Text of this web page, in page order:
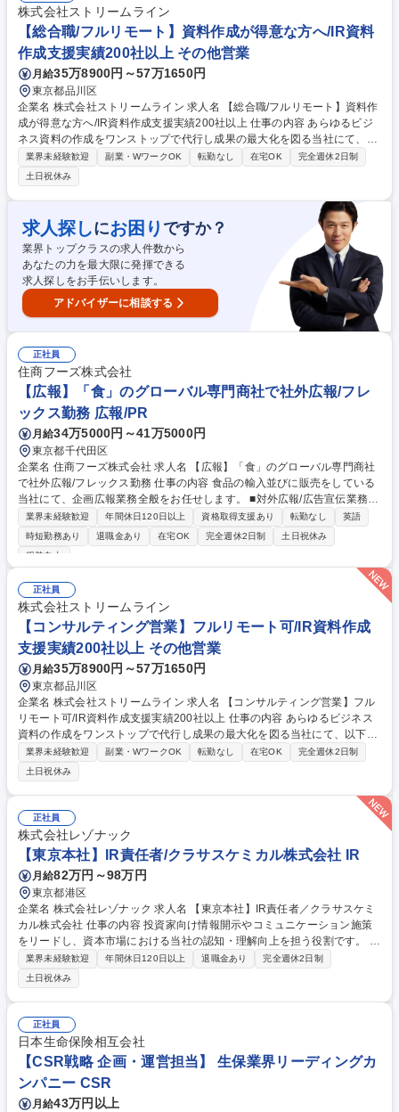
ール： 広告代理店やPR会社との折衝、ディレクション、最適なリレーシ
ョン構築 募集職種 【広報】組織の立ち上げリーダー候補】◆日本郵政Gの
総合デベロッパー
株式会社ストリームライン
【総合職/フルリモート】資料作成が得意な方へ/IR資料
作成支援実績200社以上 その他営業
月給35万8900円～57万1650円
東京都品川区
企業名 株式会社ストリームライン 求人名 【総合職/フルリモート】資料作
成が得意な方へ/IR資料作成支援実績200社以上 仕事の内容 あらゆるビジ
ネス資料の作成をワンストップで代行し成果の最大化を図る当社にて、以
下の業務に携わっていただきます。 【取り扱いサービス】ビジネス資料作
成代行サービス「バーチャルプランナー」 ■問合せ対応（ヒアリング～提
案、見積り等） ■受注後の企画構成業務（お客様の課題・要件の整理、資
料の構成・文章等の検討、プロジェクト管理）などをお任せします。 ※既
存・新規半々（ほぼ100％インバウンド対応のため、課題解決に集中でき
ます） ※平均5～10件程度のプロジェクトを担当。1PJTに対しコンサル
ティング営業1名とデザイナー1名程度が担当します。 募集職種 【総合職/
フルリモート】資料作成が得意な方へ/IR資料作成支援実績200社以上
業界未経験歓迎 副業・WワークOK 転勤なし 在宅OK
完全週休2日制
土日祝休み
求人探しにお困り ですか？
業界トップクラスの求人件数から
あなたの力を最大限に発揮できる
求人探しをお手伝いします。
アドバイザーに相談する
正社員
住商フーズ株式会社
【広報】「食」のグローバル専門商社で社外広報/フレ
ックス勤務 広報/PR
月給34万5000円～41万5000円
東京都千代田区
企業名 住商フーズ株式会社 求人名 【広報】「食」のグローバル専門商社
で社外広報/フレックス勤務 仕事の内容 食品の輸入並びに販売をしている
当社にて、企画広報業務全般をお任せします。 ■対外広報/広告宣伝業務
（コーポレートウェブサイトのリニューアル・運用保守管理、ニュースリ
リースの作成）■ブランディング施策の立案支援・推進■サステナビリティ
施策の立案・実行・進捗管理（住友商事グループの一員としての業務も含
は運用しておりませんが、知識をお持ちの方は歓迎します 募集職種 【広
報】「食」のグローバル専門商社で社外広報/フレックス勤務
業界未経験歓迎 年間休日120日以上 資格取得支援あり 転勤なし
英語
時短勤務あり
退職金あり 在宅OK 完全週休2日制
土日祝休み
服装自由
正社員
株式会社ストリームライン
【コンサルティング営業】フルリモート可/IR資料作成
支援実績200社以上 その他営業
月給35万8900円～57万1650円
東京都品川区
企業名 株式会社ストリームライン 求人名 【コンサルティング営業】フル
リモート可/IR資料作成支援実績200社以上 仕事の内容 あらゆるビジネス
資料の作成をワンストップで代行し成果の最大化を図る当社にて、以下の
業務に携わっていただきます。 【取り扱いサービス】ビジネス資料作成代
行サービス「バーチャルプランナー」 ■問合せ対応（ヒアリング～提案、
見積り等） ■受注後の企画構成業務（お客様の課題・要件の整理、資料の
構成・文章等の検討、プロジェクト管理）などをお任せします。 ※既存・
新規半々（ほぼ100％インバウンド対応のため、課題解決に集中できま
す） ※平均5～10件程度のプロジェクトを担当。1PJTに対しコンサルテ
ィング営業1名とデザイナー1名程度が担当します。 募集職種 【コンサル
ティング営業】フルリモート可/IR資料作成支援実績200社以上
業界未経験歓迎 副業・WワークOK 転勤なし 在宅OK
完全週休2日制
土日祝休み
正社員
株式会社レゾナック
【東京本社】IR責任者/クラサスケミカル株式会社 IR
月給82万円～98万円
東京都港区
企業名 株式会社レゾナック 求人名 【東京本社】IR責任者／クラサスケミ
カル株式会社 仕事の内容 投資家向け情報開示やコミュニケーション施策
をリードし、資本市場における当社の認知・理解向上を担う役割です。 入
社後は、当社の事業・組織・IR方針について必要な情報を共有し、早期に
キャッチアップいただきます。そのうえで、これまで培われた知見をもと
に、速やかにIR業務をリードしていただきたいと考えています。 ＜やり甲
斐・魅力点＞ ・IR業務をリードし、資本市場との対話を通じて企業価値向
上に直接貢献できる点が大きな魅力です。経営陣と近い距離で、会社の成
長を外部に伝える重要な役割を担えます。 募集職種 【東京本社】IR責任
者／クラサスケミカル株式会社
業界未経験歓迎 年間休日120日以上 退職金あり
完全週休2日制
土日祝休み
正社員
日本生命保険相互会社
【CSR戦略 企画・運営担当】 生保業界リーディングカ
ンパニー CSR
月給43万円以上